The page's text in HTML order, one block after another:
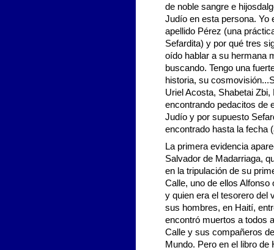
de noble sangre e
Judío en esta persona. Yo
apellido Pérez (una
Sefardita) y por qué tres
oído hablar a su hermana
buscando. Tengo una
historia, su
Uriel Acosta, Shabetai
encontrando pedacitos de
Judío y por supuesto
encontrado hasta la fecha
La primera evidencia
Salvador de Madarriaga,
en la tripulación de su
Calle, uno de ellos
y quien era el tesorero del
sus hombres, en Haití,
encontró muertos a todos
Calle y sus compañeros
Mundo. Pero en el libro